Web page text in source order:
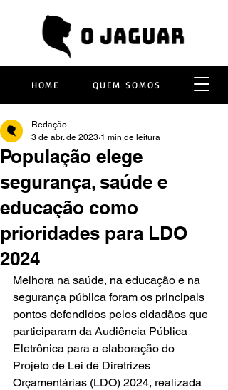
HOME QUEM SOMOS
População elege
segurança, saúde e
educação como
prioridades para LDO
2024
Redação
3 de abr. de 2023 1 min de leitura
Melhora na saúde, na educação e na
segurança pública foram os principais
pontos defendidos pelos cidadãos que
participaram da Audiência Pública
Eletrônica para a elaboração do
Projeto de Lei de Diretrizes
Orçamentárias (LDO) 2024, realizada